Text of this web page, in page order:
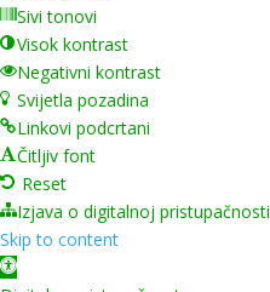
Sivi tonovi
Visok kontrast
Negativni kontrast
Svijetla pozadina
Linkovi podcrtani
Čitljiv font
Reset
Izjava o digitalnoj pristupačnosti
Skip to content
Open toolbar